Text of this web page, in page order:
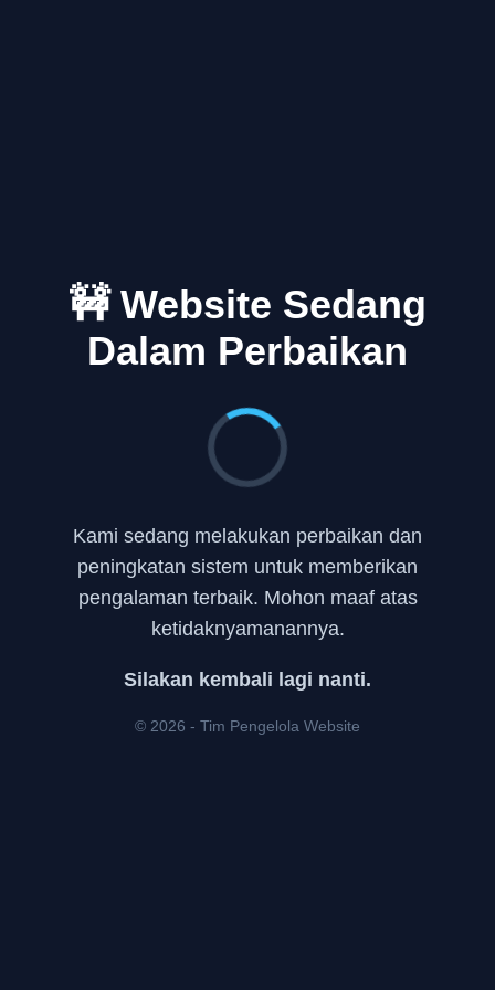
🚧 Website Sedang
Dalam Perbaikan
Kami sedang melakukan perbaikan dan
peningkatan sistem untuk memberikan
pengalaman terbaik. Mohon maaf atas
ketidaknyamanannya.
Silakan kembali lagi nanti.
© 2026 - Tim Pengelola Website